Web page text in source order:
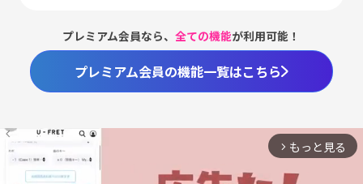
プレミアム会員なら、全ての機能が利用可能！
プレミアム会員の機能一覧はこちら
arrow_forward_ios もっと見る